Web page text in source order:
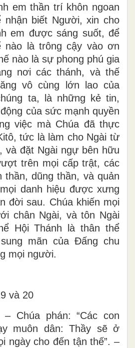
em thần trí khôn ngoan
nhận biết Người, xin cho
em được sáng suốt, để
nào là trông cậy vào ơn
nào là sự phong phú gia
nơi các thánh, và thế
vô cùng lớn lao của
ta, là những kẻ tin,
của sức mạnh quyền
việc mà Chúa đã thực
tức là làm cho Ngài từ
và đặt Ngài ngự bên hữu
trên mọi cấp trật, các
thần, dũng thần, và quản
danh hiệu được xưng
đời sau. Chúa khiến mọi
chân Ngài, và tôn Ngài
Hội Thánh là thân thể
mãn của Ðấng chu
mọi người.
và 20
– Chúa phán: “Các con
muôn dân: Thầy sẽ ở
ngày cho đến tận thế”. –